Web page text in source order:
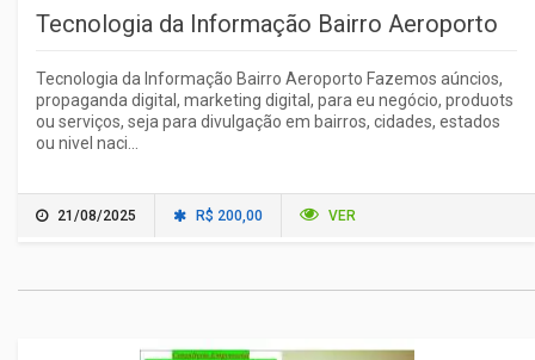
Tecnologia da Informação Bairro Aeroporto
Tecnologia da Informação Bairro Aeroporto Fazemos aúncios,
propaganda digital, marketing digital, para eu negócio, produots
ou serviços, seja para divulgação em bairros, cidades, estados
ou nivel naci...
21/08/2025 R$ 200,00 VER